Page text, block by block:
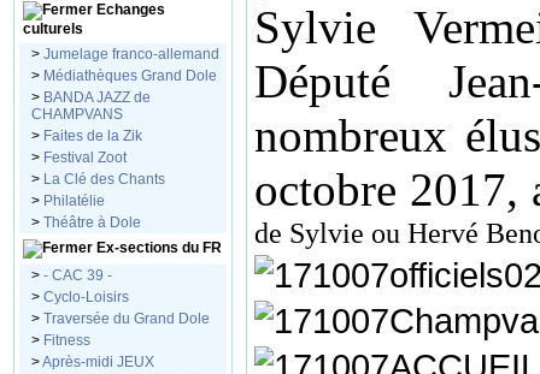
Echanges
culturels
> Jumelage franco-allemand
> Médiathèques Grand Dole
> BANDA JAZZ de
CHAMPVANS
> Faites de la Zik
> Festival Zoot
> La Clé des Chants
> Philatélie
> Théâtre à Dole
Ex-sections du FR
> - CAC 39 -
> Cyclo-Loisirs
> Traversée du Grand Dole
> Fitness
>Après-midi JEUX
Sylvie
Député
nombreux
octobre
de Sylvie ou Hervé